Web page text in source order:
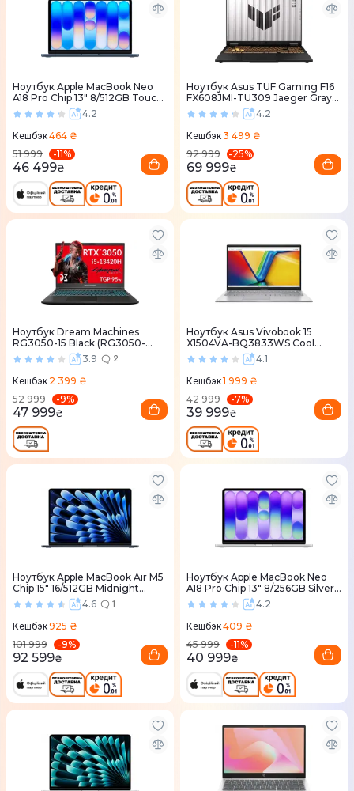
Ноутбук Apple MacBook Neo
A18 Pro Chip 13" 8/512GB Touch
ID Indigo (MHFG4) 2026
4.2
Кешбэк464 ₴
51 999
-11%
46 499₴
Ноутбук Asus TUF Gaming F16
FX608JMI-TU309 Jaeger Gray
(90NR0NB1-M00H80)
4.2
Кешбэк3 499 ₴
92 999
-25%
69 999₴
Ноутбук Dream Machines
RG3050-15 Black (RG3050-
15UA71)
3.9 2
Кешбэк 2 399 ₴
52 999
-9%
47 999₴
Ноутбук Asus Vivobook 15
X1504VA-BQ3833WS Cool
Silver (90NB13Y2-M01D90)
4.1
Кешбэк1 999 ₴
42 999
-7%
39 999₴
Ноутбук Apple MacBook Air M5
Chip 15" 16/512GB Midnight
(MDVH4) 20264.6 1
Кешбэк925 ₴
101 999
-9%
92 599₴
Ноутбук Apple MacBook Neo
A18 Pro Chip 13" 8/256GB Silver
(MHFA4) 20264.2
Кешбэк409 ₴
45 999
-11%
40 999₴